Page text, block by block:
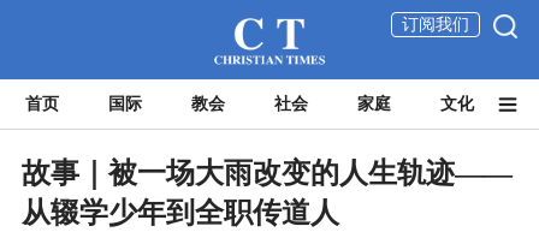
订阅我们
首页 国际 教会 社会 家庭 文化
故事｜被一场大雨改变的人生轨迹——
从辍学少年到全职传道人